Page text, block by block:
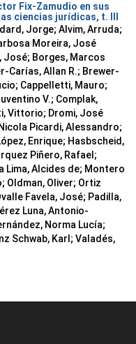
Fix-Zamudio en sus
ciencias jurídicas, t. III
Jorge; Alvim, Arruda;
Moreira, José
José; Borges, Marcos
Carías, Allan R.; Brewer-
Cappelletti, Mauro;
V.; Complak,
Vittorio; Dromi, José
Picardi, Alessandro;
Enrique; Hasbscheid,
Piñero, Rafael;
Lima, Alcides de; Montero
Oldman, Oliver; Ortiz
Favela, José; Padilla,
Luna, Antonio-
Norma Lucía;
Schwab, Karl; Valadés,